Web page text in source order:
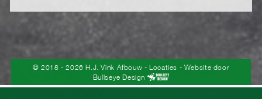
© 2018 - 2026 H.J. Vink Afbouw - Locaties - Website door
Bullseye Design